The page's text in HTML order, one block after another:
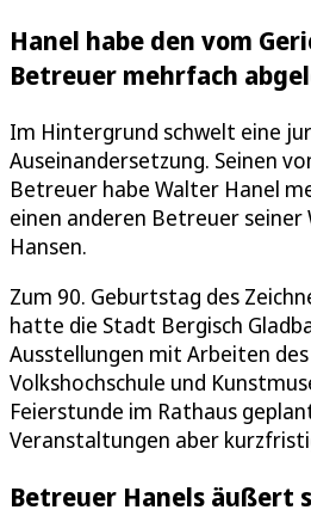
Hanel habe den vom
Betreuer mehrfach
Im Hintergrund schwelt eine
Auseinandersetzung. Seinen
Betreuer habe Walter Hanel
einen anderen Betreuer
Hansen.
Zum 90. Geburtstag des
hatte die Stadt Bergisch
Ausstellungen mit Arbeiten
Volkshochschule und
Feierstunde im Rathaus
Veranstaltungen aber
Betreuer Hanels äußert